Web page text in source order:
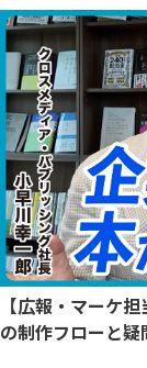
【広報・マーケ
の制作フローと